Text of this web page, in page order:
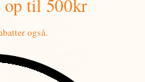
op til 500kr
også.